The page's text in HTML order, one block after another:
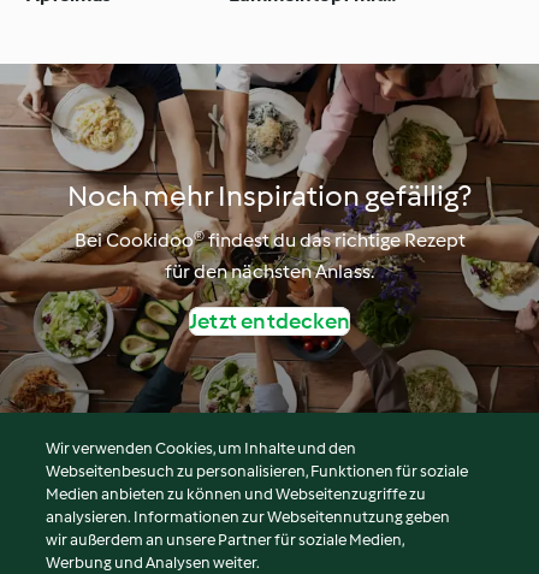
Noch mehr Inspiration gefällig?
Bei Cookidoo® findest du das richtige Rezept
für den nächsten Anlass.
Jetzt entdecken
© Copyright 2026
Nutzungsbedingungen
Wir verwenden Cookies, um Inhalte und den
Webseitenbesuch zu personalisieren, Funktionen für soziale
Medien anbieten zu können und Webseitenzugriffe zu
analysieren. Informationen zur Webseitennutzung geben
wir außerdem an unsere Partner für soziale Medien,
Werbung und Analysen weiter.